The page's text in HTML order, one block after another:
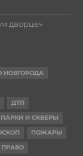
дворце»
НОВГОРОДА
ДТП
ПАРКИ И СКВЕРЫ
ПОЖАРЫ
ПРАВО